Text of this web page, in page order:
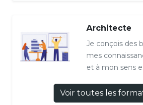
Architecte
Je conçois des
mes
et à mon sens
Voir toutes les